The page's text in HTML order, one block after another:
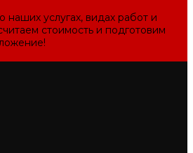
услугах, видах работ и
стоимость и подготовим